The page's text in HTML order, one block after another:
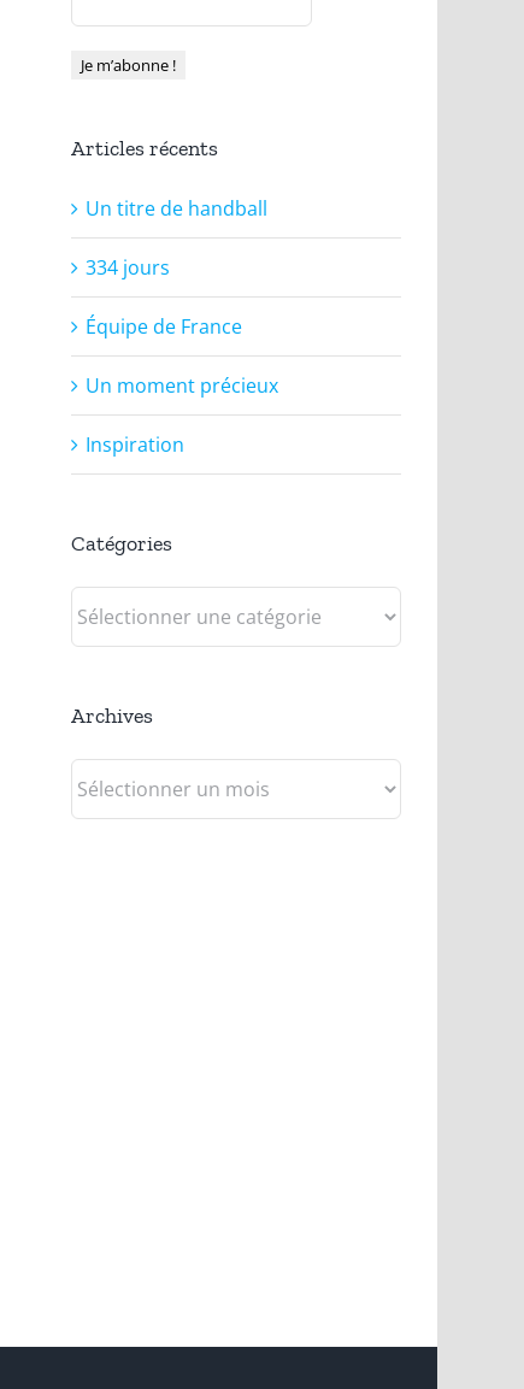
Articles récents
Un titre de handball
334 jours
Équipe de France
Un moment précieux
Inspiration
Catégories
Catégories
Archives
Archives